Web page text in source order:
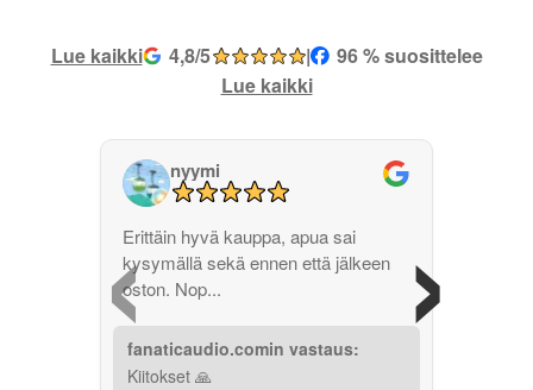
Lue kaikki 4,8/5 |
96 % suosittelee
Lue kaikki
‹
nyymi
Erittäin hyvä kauppa, apua sai
kysymällä sekä ennen että jälkeen
oston. Nop...
fanaticaudio.comin vastaus:
Kiitokset 🙏
›